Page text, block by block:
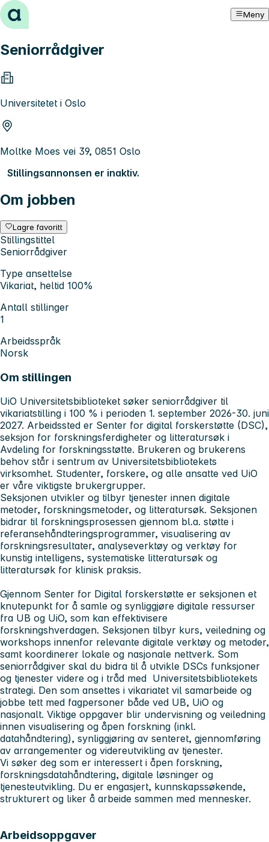
Hopp til innhold Meny
Seniorrådgiver
Universitetet i Oslo
Moltke Moes vei 39, 0851 Oslo
Stillingsannonsen er inaktiv.
Om jobben
Lagre favoritt
Stillingstittel
Seniorrådgiver
Type ansettelse
Vikariat, heltid 100%
Antall stillinger
1
Arbeidsspråk
Norsk
Om stillingen
UiO Universitetsbiblioteket søker seniorrådgiver til
vikariatstilling i 100 % i perioden 1. september 2026-30. juni
2027. Arbeidssted er Senter for digital forskerstøtte (DSC),
seksjon for forskningsferdigheter og litteratursøk i
Avdeling for forskningsstøtte. Brukeren og brukerens
behov står i sentrum av Universitetsbibliotekets
virksomhet. Studenter, forskere, og alle ansatte ved UiO
er våre viktigste brukergrupper.
Seksjonen utvikler og tilbyr tjenester innen digitale
metoder, forskningsmetoder, og litteratursøk. Seksjonen
bidrar til forskningsprosessen gjennom bl.a. støtte i
referansehåndteringsprogrammer, visualisering av
forskningsresultater, analyseverktøy og verktøy for
kunstig intelligens, systematiske litteratursøk og
litteratursøk for klinisk praksis.
Gjennom Senter for Digital forskerstøtte er seksjonen et
knutepunkt for å samle og synliggjøre digitale ressurser
fra UB og UiO, som kan effektivisere
forskningshverdagen. Seksjonen tilbyr kurs, veiledning og
workshops innenfor relevante digitale verktøy og metoder,
samt koordinerer lokale og nasjonale nettverk. Som
seniorrådgiver skal du bidra til å utvikle DSCs funksjoner
og tjenester videre og i tråd med Universitetsbibliotekets
strategi. Den som ansettes i vikariatet vil samarbeide og
jobbe tett med fagpersoner både ved UB, UiO og
nasjonalt. Viktige oppgaver blir undervisning og veiledning
innen visualisering og åpen forskning (inkl.
datahåndtering), synliggjøring av senteret, gjennomføring
av arrangementer og videreutvikling av tjenester.
Vi søker deg som er interessert i åpen forskning,
forskningsdatahåndtering, digitale løsninger og
tjenesteutvikling. Du er engasjert, kunnskapssøkende,
strukturert og liker å arbeide sammen med mennesker.
Arbeidsoppgaver